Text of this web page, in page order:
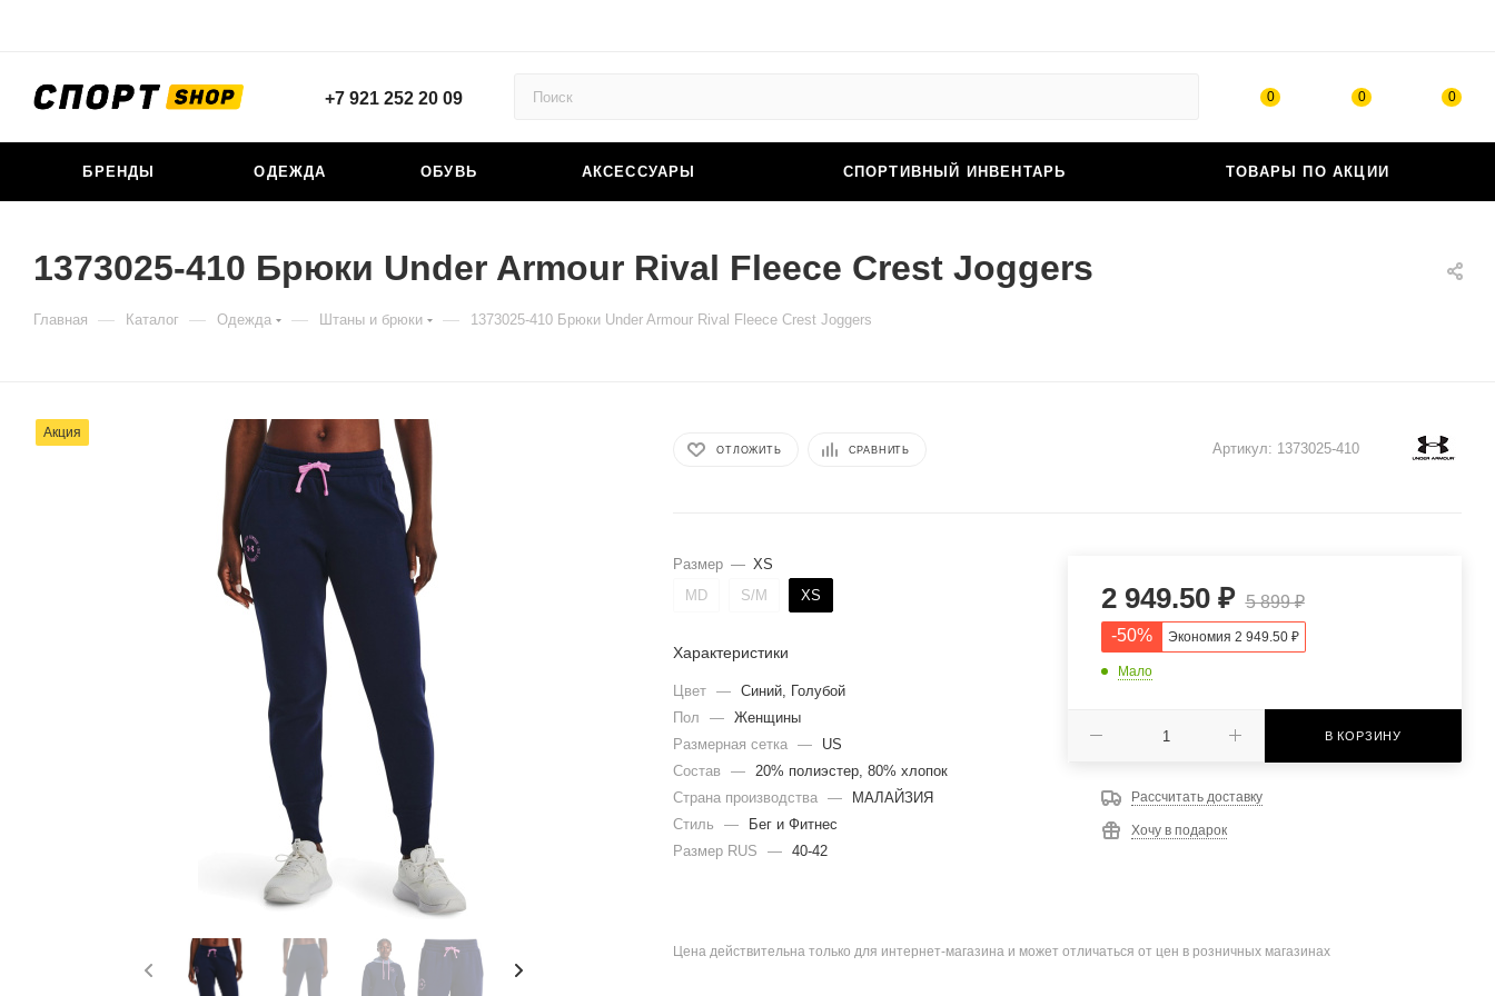
+7 921 252 20 09 0 0 0
БРЕНДЫ ОДЕЖДА ОБУВЬ АКСЕССУАРЫ СПОРТИВНЫЙ ИНВЕНТАРЬ ТОВАРЫ ПО АКЦИИ
1373025-410 Брюки Under Armour Rival Fleece Crest Joggers
Главная — Каталог — Одежда — Штаны и брюки — 1373025-410 Брюки Under Armour Rival Fleece Crest Joggers
Акция
ОТЛОЖИТЬ СРАВНИТЬ Артикул: 1373025-410
Размер — XS
MD
S/M XS
Характеристики
Цвет —
Синий, Голубой
Пол
—
Женщины
Размерная сетка
—
US
Состав
—
20% полиэстер, 80% хлопок
Страна производства
—
МАЛАЙЗИЯ
Стиль
—
Бег и Фитнес
Размер RUS
— 40-42
2 949.50₽ 5 899₽
-50% Экономия 2 949.50₽
Мало
В КОРЗИНУ
Рассчитать доставку
Хочу в подарок
Цена действительна только для интернет-магазина и может отличаться от цен в розничных магазинах